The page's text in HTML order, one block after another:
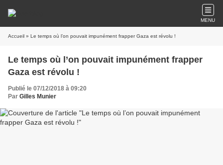
MENU
Accueil » Le temps où l’on pouvait impunément frapper Gaza est révolu !
Le temps où l’on pouvait impunément frapper
Gaza est révolu !
Publié le 07/12/2018 à 09:20
Par Gilles Munier